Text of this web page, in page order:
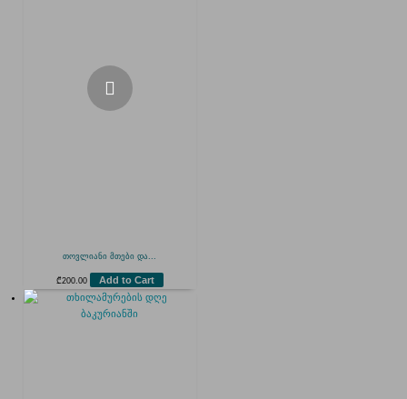
თოვლიანი მთები და...
₾200.00 Add to Cart